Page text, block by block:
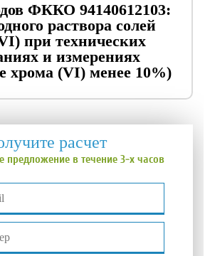
ФККО 94140612103:
раствора солей
при технических
и измерениях
хрома (VI) менее 10%)
расчет
предложение в течение 3-х часов